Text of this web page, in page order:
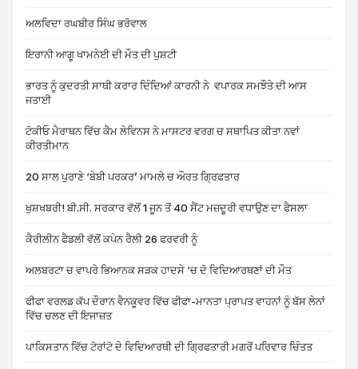
ਅਲਵਿਦਾ ਰਘਬੀਰ ਸਿੰਘ ਭਰੋਵਾਲ
ਇਰਾਨੀ ਆਗੂ ਖਾਮਨੇਈ ਦੀ ਮੌਤ ਦੀ ਪੁਸ਼ਟੀ
ਭਾਰਤ ਨੂੰ ਕੁਦਰਤੀ ਸਾਥੀ ਕਰਾਰ ਦਿੰਦਿਆਂ ਕਾਰਨੀ ਨੇ ਵਪਾਰਕ ਸਮਝੌਤੇ ਦੀ ਆਸ
ਜਤਾਈ
ਟੋਕੀਓ ਮੈਰਾਥਨ ਵਿੱਚ ਕੈਮ ਲੇਵਿਨਸ ਨੇ ਮਾਸਟਰ ਵਰਗ ਚ ਸਥਾਪਿਤ ਕੀਤਾ ਨਵਾਂ
ਕੀਰਤੀਮਾਨ
20 ਸਾਲ ਪੁਰਾਣੇ ‘ਬੇਬੀ ਪਰਕਰ’ ਮਾਮਲੇ ਚ ਔਰਤ ਗ੍ਰਿਫਤਾਰ
ਖੁਸ਼ਖਬਰੀ! ਬੀ.ਸੀ. ਸਰਕਾਰ ਵੱਲੋਂ 1 ਜੂਨ ਤੋਂ 40 ਸੈਂਟ ਮਜ਼ਦੂਰੀ ਵਧਾਉਣ ਦਾ ਫੈਸਲਾ
ਕੈਰੀਲੀਨ ਫੈਡਲੀ ਵੱਲੋਂ ਕਪੇਨ ਰੈਲੀ 26 ਫਰਵਰੀ ਨੂੰ
ਅਲਬਰਟਾ ਚ ਵਾਪਰੇ ਭਿਆਨਕ ਸੜਕ ਹਾਦਸੇ ‘ਚ ਦੋ ਵਿਦਿਆਰਥਣਾਂ ਦੀ ਮੌਤ
ਫੀਫਾ ਵਰਲਡ ਕੱਪ ਦੌਰਾਨ ਵੈਨਕੂਵਰ ਵਿੱਚ ਫੀਫਾ-ਮਾਨਤਾ ਪ੍ਰਾਪਤ ਵਾਹਨਾਂ ਨੂੰ ਬੱਸ ਲੇਨਾਂ
ਵਿੱਚ ਚਲਣ ਦੀ ਇਜਾਜ਼ਤ
ਪਾਕਿਸਤਾਨ ਵਿੱਚ ਟੋਰਾਂਟੋ ਦੇ ਵਿਦਿਆਰਥੀ ਦੀ ਗ੍ਰਿਫਤਾਰੀ ਮਗਰੋਂ ਪਰਿਵਾਰ ਚਿੰਤਤ